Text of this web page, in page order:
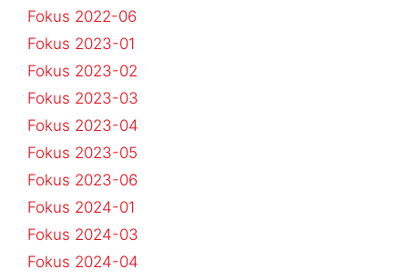
Fokus 2022-06
Fokus 2023-01
Fokus 2023-02
Fokus 2023-03
Fokus 2023-04
Fokus 2023-05
Fokus 2023-06
Fokus 2024-01
Fokus 2024-03
Fokus 2024-04